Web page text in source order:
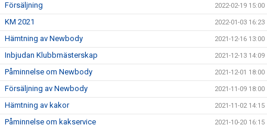
Försäljning 2022-02-19 15:00
KM 2021 2022-01-03 16:23
Hämtning av Newbody 2021-12-16 13:00
Inbjudan Klubbmästerskap 2021-12-13 14:09
Påminnelse om Newbody 2021-12-01 18:00
Försäljning av Newbody 2021-11-09 18:00
Hämtning av kakor 2021-11-02 14:15
Påminnelse om kakservice 2021-10-20 16:15